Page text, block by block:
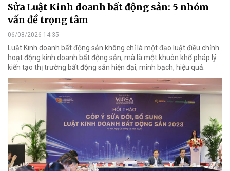
Sửa Luật Kinh doanh bất động sản: 5 nhóm
vấn đề trọng tâm
06/08/2026 14:35
Luật Kinh doanh bất động sản không chỉ là một đạo luật điều chỉnh
hoạt động kinh doanh bất động sản, mà là một khuôn khổ pháp lý
kiến tạo thị trường bất động sản hiện đại, minh bạch, hiệu quả.